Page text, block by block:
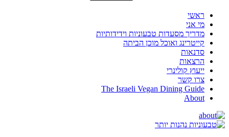
ראשי
מי אני
מדריך מסעדות טבעוניות וידידותיות
קייטרינג ואוכל מוכן הביתה
סדנאות
הרצאות
ייעוץ קולינרי
צרו קשר
The Israeli Vegan Dining Guide
About